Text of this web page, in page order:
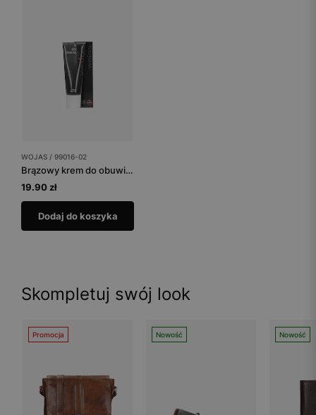
WOJAS / 99016-02
Brązowy krem do obuwia tuba 75 ml
19.90 zł
Dodaj do koszyka
Skompletuj swój look
Promocja Nowość Nowość